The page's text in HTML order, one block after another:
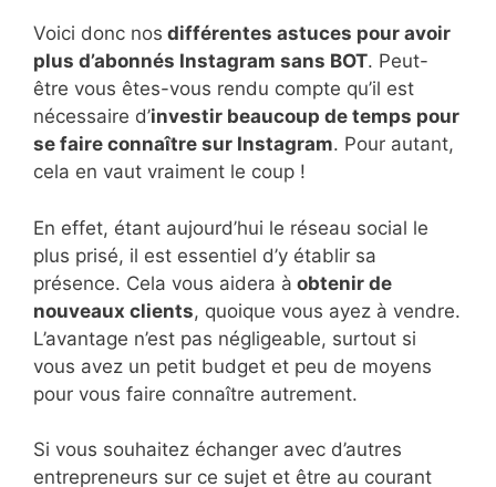
Voici donc nos différentes astuces pour avoir
plus d’abonnés Instagram sans BOT. Peut-
être vous êtes-vous rendu compte qu’il est
nécessaire d’investir beaucoup de temps pour
se faire connaître sur Instagram. Pour autant,
cela en vaut vraiment le coup !
En effet, étant aujourd’hui le réseau social le
plus prisé, il est essentiel d’y établir sa
présence. Cela vous aidera à obtenir de
nouveaux clients, quoique vous ayez à vendre.
L’avantage n’est pas négligeable, surtout si
vous avez un petit budget et peu de moyens
pour vous faire connaître autrement.
Si vous souhaitez échanger avec d’autres
entrepreneurs sur ce sujet et être au courant